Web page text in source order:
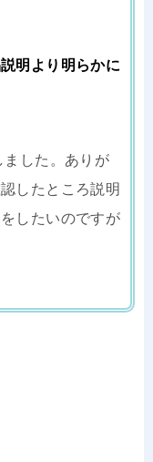
明より明らかに
した。ありが
したところ説明
したいのですが